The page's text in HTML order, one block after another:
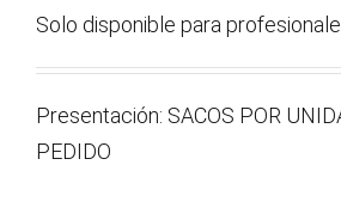
Solo disponible para
Presentación: SACOS POR
PEDIDO